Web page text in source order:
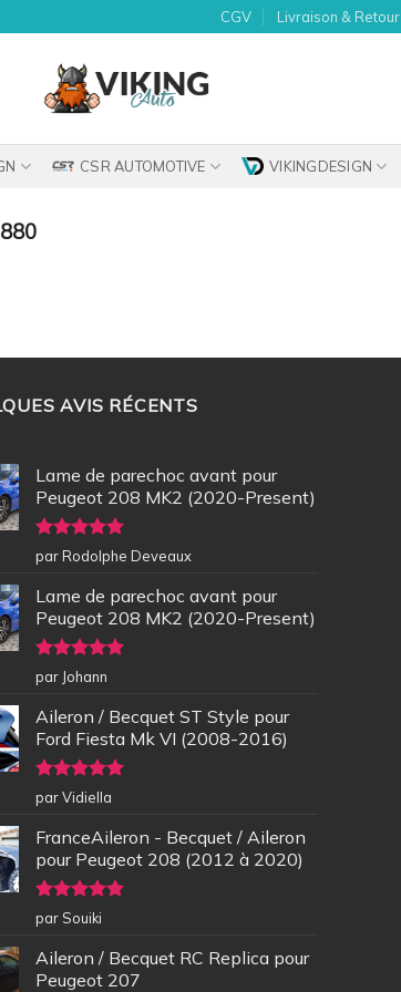
CGV Livraison & Retour
CSR AUTOMOTIVE VIKINGDESIGN
AVIS RÉCENTS
Lame de parechoc avant pour
Peugeot 208 MK2 (2020-Present)
Note5sur
5
par Rodolphe Deveaux
Lame de parechoc avant pour
Peugeot 208 MK2 (2020-Present)
Note5sur
5
par Johann
Aileron / Becquet ST Style pour
Ford Fiesta Mk VI (2008-2016)
Note5sur
5
par Vidiella
FranceAileron - Becquet / Aileron
pour Peugeot 208 (2012 à 2020)
Note5sur
5
par Souiki
Aileron / Becquet RC Replica pour
Peugeot 207